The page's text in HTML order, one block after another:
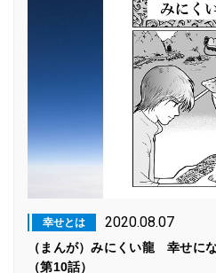
幸せとは 2020.08.07
（まんが）みにくい龍 幸せに
（第10話）